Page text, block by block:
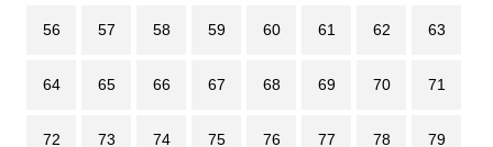
56 57 58 59 60 61 62 63
64 65 66 67 68 69 70 71
72 73 74 75 76 77 78 79